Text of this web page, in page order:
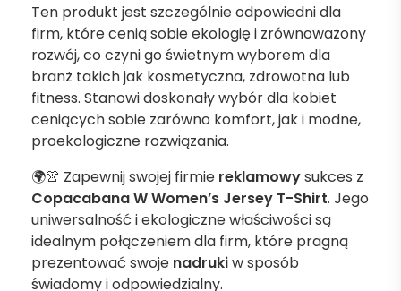
Ten produkt jest szczególnie odpowiedni dla
firm, które cenią sobie ekologię i zrównoważony
rozwój, co czyni go świetnym wyborem dla
branż takich jak kosmetyczna, zdrowotna lub
fitness. Stanowi doskonały wybór dla kobiet
ceniących sobie zarówno komfort, jak i modne,
proekologiczne rozwiązania.
🌍👚 Zapewnij swojej firmie reklamowysukces z
Copacabana W Women’s Jersey T-Shirt. Jego
uniwersalność i ekologiczne właściwości są
idealnym połączeniem dla firm, które pragną
prezentować swoje nadrukiw sposób
świadomy i odpowiedzialny.